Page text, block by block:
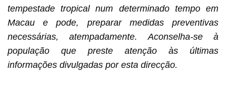
tempestade tropical num determinado tempo em
Macau e pode, preparar medidas preventivas
necessárias, atempadamente. Aconselha-se à
população que preste atenção às últimas
informações divulgadas por esta direcção.